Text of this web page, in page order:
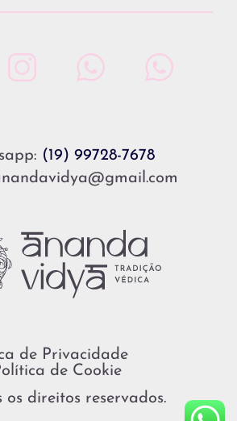
(19) 99728-7678
de Privacidade
de Cookie
os direitos reservados.